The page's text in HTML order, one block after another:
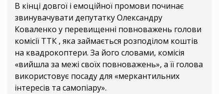
В кінці довгої і емоційної промови починає
звинувачувати депутатку Олександру
Коваленко у перевищенні повноважень голови
комісії ТТК , яка займається розподілом коштів
на квадрокоптери. За його словами, комісія
«вийшла за межі своїх повноважень», а її голова
використовує посаду для «меркантильних
інтересів та самопіару».